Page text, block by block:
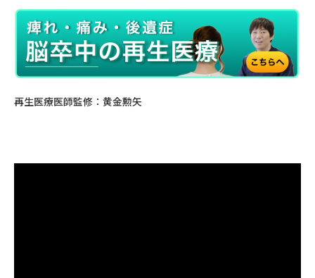
再生医療医師監修：黄金勲矢